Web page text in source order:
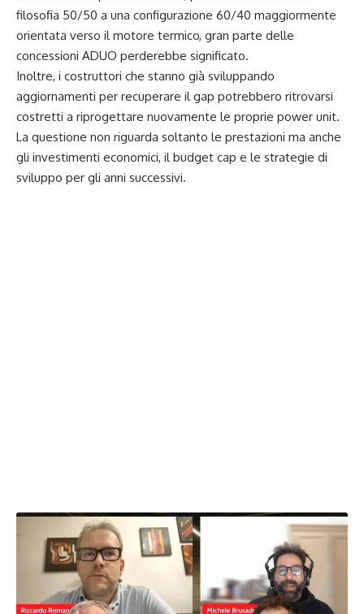
filosofia 50/50 a una configurazione 60/40 maggiormente
orientata verso il motore termico, gran parte delle
concessioni ADUO perderebbe significato.
Inoltre, i costruttori che stanno già sviluppando
aggiornamenti per recuperare il gap potrebbero ritrovarsi
costretti a riprogettare nuovamente le proprie power unit.
La questione non riguarda soltanto le prestazioni ma anche
gli investimenti economici, il budget cap e le strategie di
sviluppo per gli anni successivi.